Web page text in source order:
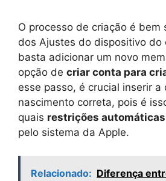
O processo de criação é bem
dos Ajustes do dispositivo do
basta adicionar um novo
opção de criar conta para
esse passo, é crucial inserir a
nascimento correta, pois é
quais restrições automáticas
pelo sistema da Apple.
Relacionado: Diferença